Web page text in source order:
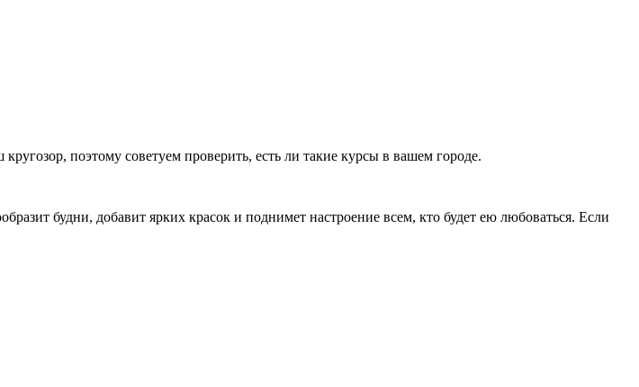
поэтому советуем проверить, есть ли такие курсы в вашем городе.
будни, добавит ярких красок и поднимет настроение всем, кто будет ею любоваться. Если